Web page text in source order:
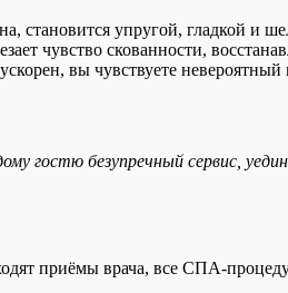
становится упругой, гладкой и
чувство скованности,
вы чувствуете
гостю безупречный сервис,
приёмы врача, все СПА-